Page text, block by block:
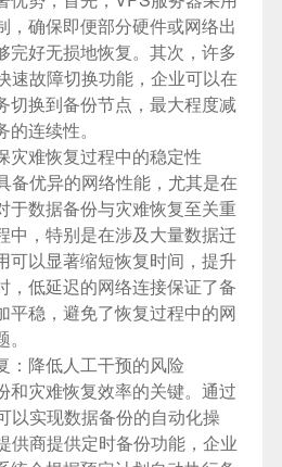
，确保即便部分硬件或网络出
完好无损地恢复。其次，许多
速故障切换功能，企业可以在
切换到备份节点，最大程度减
连续性。
灾难恢复过程中的稳定性
备优异的网络性能，尤其是在
于数据备份与灾难恢复至关重
中，特别是在涉及大量数据迁
可以显著缩短恢复时间，提升
，低延迟的网络连接保证了备
平稳，避免了恢复过程中的网
：降低人工干预的风险
和灾难恢复效率的关键。通过
以实现数据备份的自动化操
供商提供定时备份功能，企业